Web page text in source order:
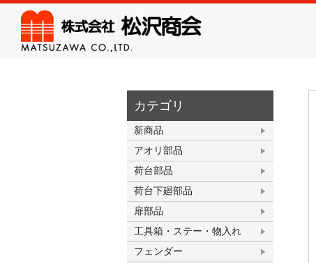
カテゴリ
新商品
アオリ部品
荷台部品
荷台下廻部品
扉部品
工具箱・ステー・物入れ
フェンダー